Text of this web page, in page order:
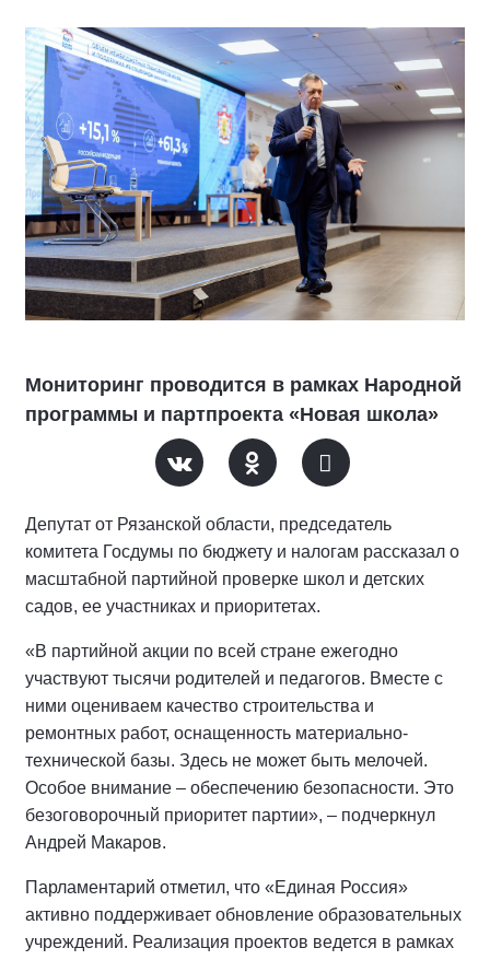
Мониторинг проводится в рамках Народной
программы и партпроекта «Новая школа»
Депутат от Рязанской области, председатель
комитета Госдумы по бюджету и налогам рассказал о
масштабной партийной проверке школ и детских
садов, ее участниках и приоритетах.
«В партийной акции по всей стране ежегодно
участвуют тысячи родителей и педагогов. Вместе с
ними оцениваем качество строительства и
ремонтных работ, оснащенность материально-
технической базы. Здесь не может быть мелочей.
Особое внимание – обеспечению безопасности. Это
безоговорочный приоритет партии», – подчеркнул
Андрей Макаров.
Парламентарий отметил, что «Единая Россия»
активно поддерживает обновление образовательных
учреждений. Реализация проектов ведется в рамках